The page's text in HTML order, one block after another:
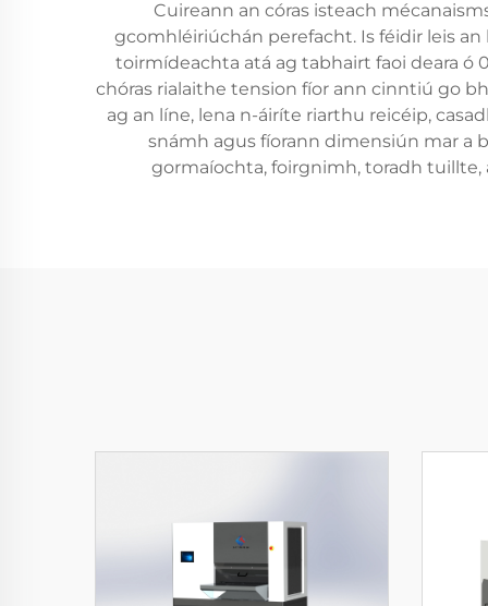
Cuireann an córas isteach
gcomhléiriúchán perefacht. Is féidir leis
toirmídeachta atá ag tabhairt faoi deara ó
chóras rialaithe tension fíor ann cinntiú go
ag an líne, lena n-áiríte riarthu reicéip,
snámh agus fíorann dimensiún mar a
gormaíochta, foirgnimh, toradh tuillte,